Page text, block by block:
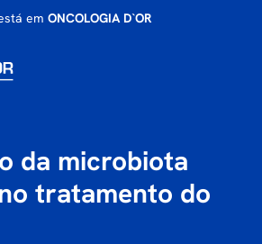
em ONCOLOGIA D`OR
da microbiota
tratamento do